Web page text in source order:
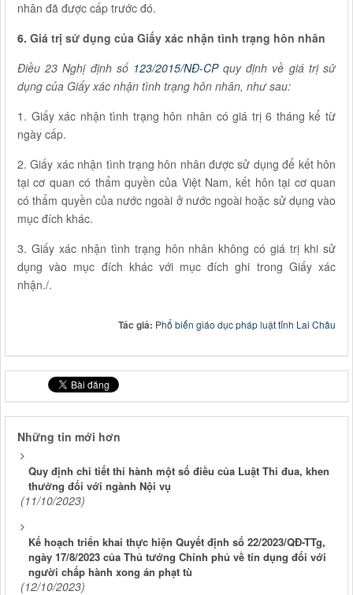
nhân đã được cấp trước đó.
6. Giá trị sử dụng của Giấy xác nhận tình trạng hôn nhân
Điều 23 Nghị định số 123/2015/NĐ-CPquy định về giá trị sử
dụng của Giấy xác nhận tình trạng hôn nhân, như sau:
1. Giấy xác nhận tình trạng hôn nhân có giá trị 6 tháng kể từ
ngày cấp.
2. Giấy xác nhận tình trạng hôn nhân được sử dụng để kết hôn
tại cơ quan có thẩm quyền của Việt Nam, kết hôn tại cơ quan
có thẩm quyền của nước ngoài ở nước ngoài hoặc sử dụng vào
mục đích khác.
3. Giấy xác nhận tình trạng hôn nhân không có giá trị khi sử
dụng vào mục đích khác với mục đích ghi trong Giấy xác
nhận./.
Tác giả: Phổ biến giáo dục pháp luật tỉnh Lai Châu
Những tin mới hơn
Quy định chi tiết thi hành một số điều của Luật Thi đua, khen
thưởng đối với ngành Nội vụ
(11/10/2023)
Kế hoạch triển khai thực hiện Quyết định số 22/2023/QĐ-TTg,
ngày 17/8/2023 của Thủ tướng Chính phủ về tín dụng đối với
người chấp hành xong án phạt tù
(12/10/2023)